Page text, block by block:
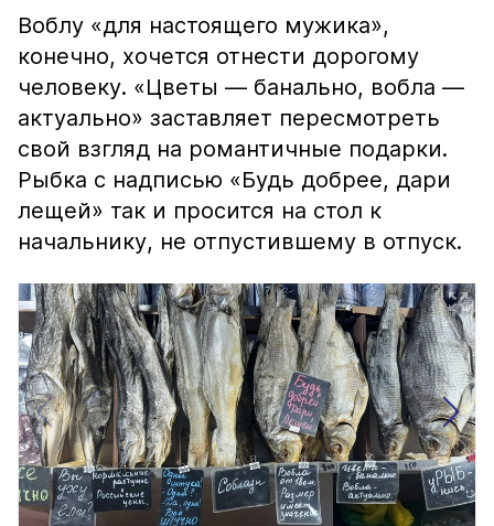
Воблу «для настоящего мужика»,
конечно, хочется отнести дорогому
человеку. «Цветы — банально, вобла —
актуально» заставляет пересмотреть
свой взгляд на романтичные подарки.
Рыбка с надписью «Будь добрее, дари
лещей» так и просится на стол к
начальнику, не отпустившему в отпуск.